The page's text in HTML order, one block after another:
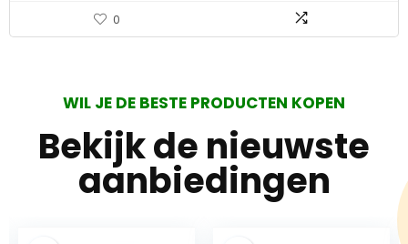
0
WIL JE DE BESTE PRODUCTEN KOPEN
Bekijk de nieuwste
aanbiedingen